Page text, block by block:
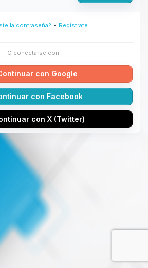
la contraseña? - Regístrate
O conectarse con
con Google
con Facebook
con X (Twitter)